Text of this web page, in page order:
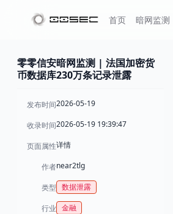
首页 暗网监测
零零信安暗网监测 | 法国加密货
币数据库230万条记录泄露
发布时间2026-05-19
收录时间2026-05-19 19:39:47
页面属性详情
作者near2tlg
类型 数据泄露
行业 金融